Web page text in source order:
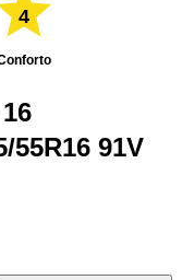
4
55R16 91V